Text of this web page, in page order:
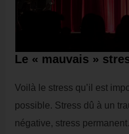
Le « mauvais »
Voilà le stress qu’il est
possible. Stress dû à un
négative, stress